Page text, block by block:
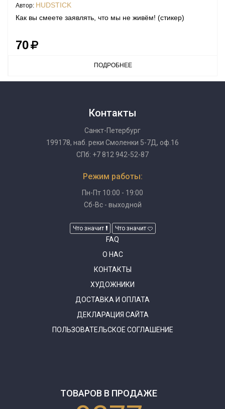
Автор: HUDSTICK
Как вы смеете заявлять, что мы не живём! (стикер)
70
ПОДРОБНЕЕ
Контакты
Санкт-Петербург
199178, наб. реки Смоленки 5-7Д, оф.16
СПб: +7 812 942-52-87
Режим работы:
Пн-Пт 10:00 - 19:00
Сб-Вс - выходной
Что значит Что значит
FAQ
О НАС
КОНТАКТЫ
ХУДОЖНИКИ
ДОСТАВКА И ОПЛАТА
ДЕКЛАРАЦИЯ САЙТА
ПОЛЬЗОВАТЕЛЬСКОЕ СОГЛАШЕНИЕ
ТОВАРОВ В ПРОДАЖЕ